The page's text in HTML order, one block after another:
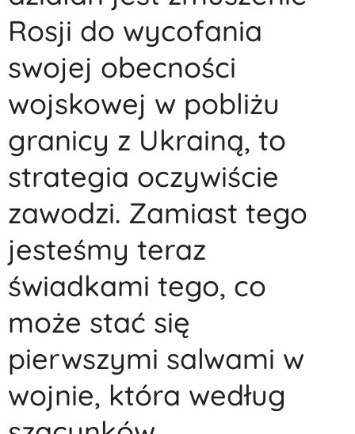
Rosji do wycofania
swojej obecności
wojskowej w pobliżu
granicy z Ukrainą, to
strategia oczywiście
zawodzi. Zamiast tego
jesteśmy teraz
świadkami tego, co
może stać się
pierwszymi salwami w
wojnie, która według